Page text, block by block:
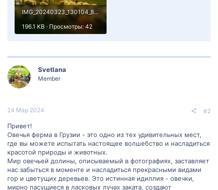
IMG_20240323_130104_882.jpg
196.1 KB · Просмотры: 42
Svetlana
Member
24 Мар 2024 #2
Привет!
Овечья ферма в Грузии - это одно из тех удивительных мест,
где вы можете испытать настоящее волшебство и насладиться
красотой природы и животных.
Мир овечьей долины, описываемый в фотографиях, заставляет
нас забыться в моменте и насладиться прекрасными видами
гор и цветущих деревьев. Это истинная идиллия - овечки,
мирно пасущиеся в ласковых лучах заката, создают